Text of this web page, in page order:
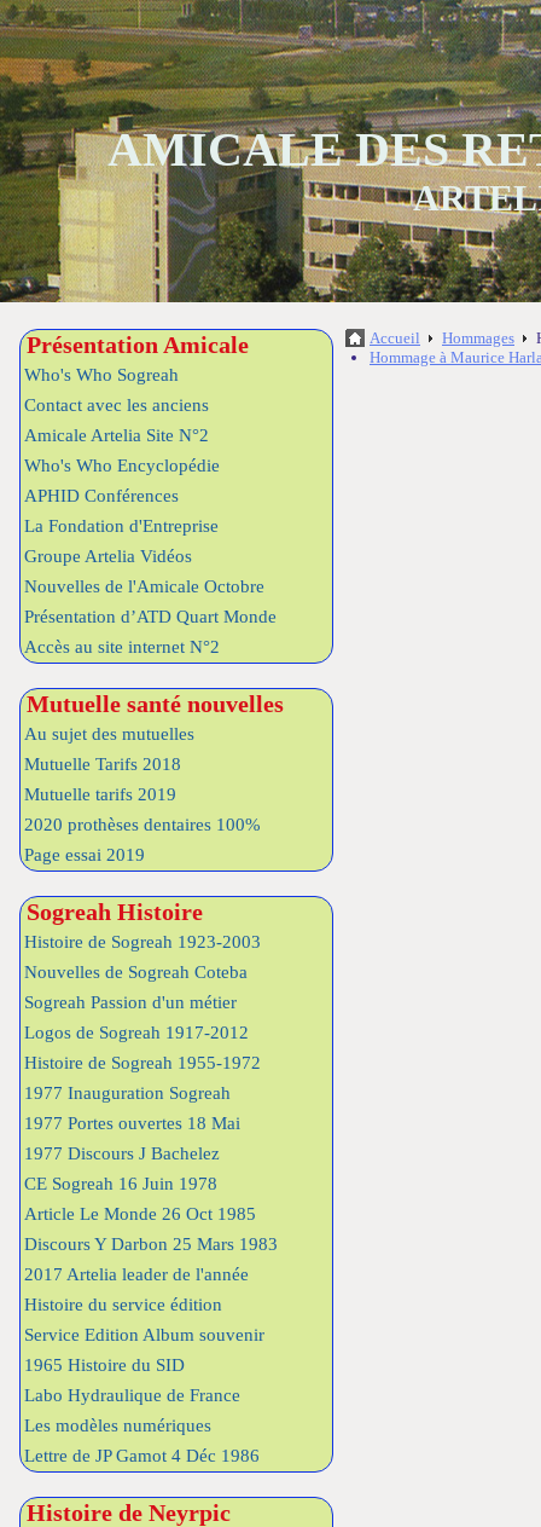
AMICALE DES
Présentation Amicale
Who's Who Sogreah
Contact avec les anciens
Amicale Artelia Site N°2
Who's Who Encyclopédie
APHID Conférences
La Fondation d'Entreprise
Groupe Artelia Vidéos
Nouvelles de l'Amicale Octobre
Présentation d’ATD Quart Monde
Accès au site internet N°2
Mutuelle santé nouvelles
Au sujet des mutuelles
Mutuelle Tarifs 2018
Mutuelle tarifs 2019
2020 prothèses dentaires 100%
Page essai 2019
Sogreah Histoire
Histoire de Sogreah 1923-2003
Nouvelles de Sogreah Coteba
Sogreah Passion d'un métier
Logos de Sogreah 1917-2012
Histoire de Sogreah 1955-1972
1977 Inauguration Sogreah
1977 Portes ouvertes 18 Mai
1977 Discours J Bachelez
CE Sogreah 16 Juin 1978
Article Le Monde 26 Oct 1985
Discours Y Darbon 25 Mars 1983
2017 Artelia leader de l'année
Histoire du service édition
Service Edition Album souvenir
1965 Histoire du SID
Labo Hydraulique de France
Les modèles numériques
Lettre de JP Gamot 4 Déc 1986
Histoire de Neyrpic
Accueil Hommages
Hommage à Maurice